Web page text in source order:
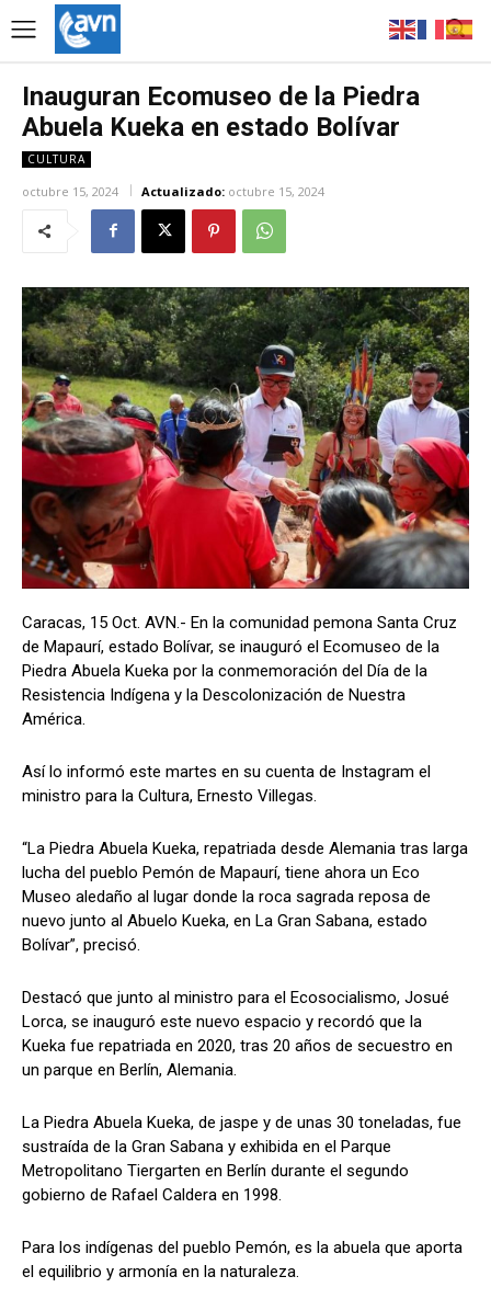
Inauguran Ecomuseo de la Piedra
Abuela Kueka en estado Bolívar
CULTURA
octubre 15, 2024 Actualizado: octubre 15, 2024
Caracas, 15 Oct. AVN.- En la comunidad pemona Santa Cruz
de Mapaurí, estado Bolívar, se inauguró el Ecomuseo de la
Piedra Abuela Kueka por la conmemoración del Día de la
Resistencia Indígena y la Descolonización de Nuestra
América.
Así lo informó este martes en su cuenta de Instagram el
ministro para la Cultura, Ernesto Villegas.
“La Piedra Abuela Kueka, repatriada desde Alemania tras larga
lucha del pueblo Pemón de Mapaurí, tiene ahora un Eco
Museo aledaño al lugar donde la roca sagrada reposa de
nuevo junto al Abuelo Kueka, en La Gran Sabana, estado
Bolívar”, precisó.
Destacó que junto al ministro para el Ecosocialismo, Josué
Lorca, se inauguró este nuevo espacio y recordó que la
Kueka fue repatriada en 2020, tras 20 años de secuestro en
un parque en Berlín, Alemania.
La Piedra Abuela Kueka, de jaspe y de unas 30 toneladas, fue
sustraída de la Gran Sabana y exhibida en el Parque
Metropolitano Tiergarten en Berlín durante el segundo
gobierno de Rafael Caldera en 1998.
Para los indígenas del pueblo Pemón, es la abuela que aporta
el equilibrio y armonía en la naturaleza.